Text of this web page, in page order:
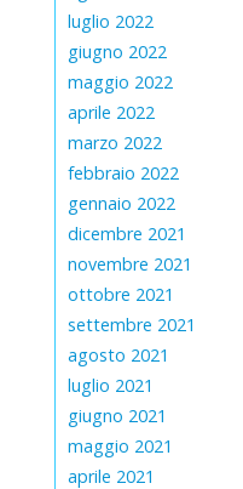
luglio 2022
giugno 2022
maggio 2022
aprile 2022
marzo 2022
febbraio 2022
gennaio 2022
dicembre 2021
novembre 2021
ottobre 2021
settembre 2021
agosto 2021
luglio 2021
giugno 2021
maggio 2021
aprile 2021